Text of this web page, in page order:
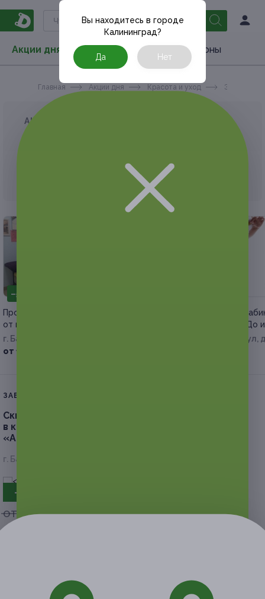
Акции дня Товары Туризм РестоКупоны
Вы находитесь в городе
Калининград?
Да Нет
Главная Акции дня Красота и уход Эпиляция
АКЦИЯ, КОТОРУЮ ВЫ ИСКАЛИ, ЗАВЕРШЕНА.
Но у Frendi есть предложения, которые
могут вам понравиться!
–50%
Процедуры по коррекции фигуры
от мастера Виктории Колядиной
г. Барнаул
от 175 руб.
Коррекция фигуры в
эстетики от салона «До
г. Барнаул, Взлетная ул,
ЗАВЕРШЁННАЯ АКЦИЯ
Скидка до 52%.
в кабинете косметологии центра здоровья
«Алтай»
г. Барнаул, ул. Юрина, д. 237
- 50%
от 350 руб. от 175 руб.
Поделиться с друзьями